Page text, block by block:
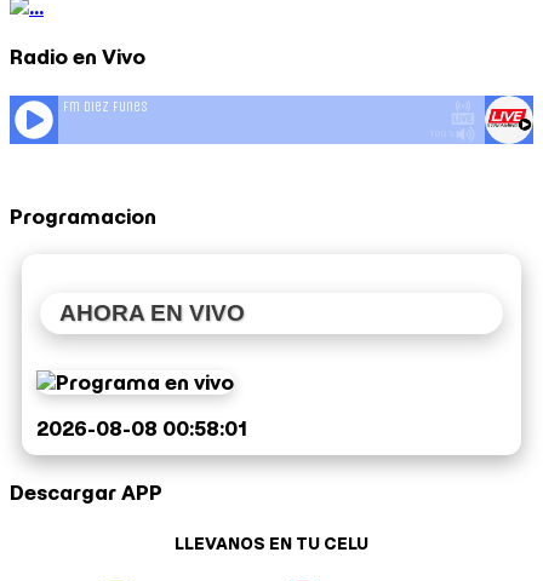
Radio en Vivo
Programacion
AHORA EN VIVO
Descargar APP